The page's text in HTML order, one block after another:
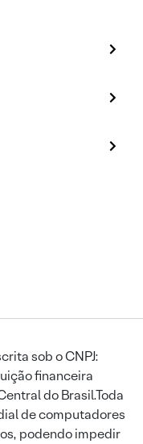
sob o CNPJ:
financeira
do Brasil.Toda
de computadores
podendo impedir